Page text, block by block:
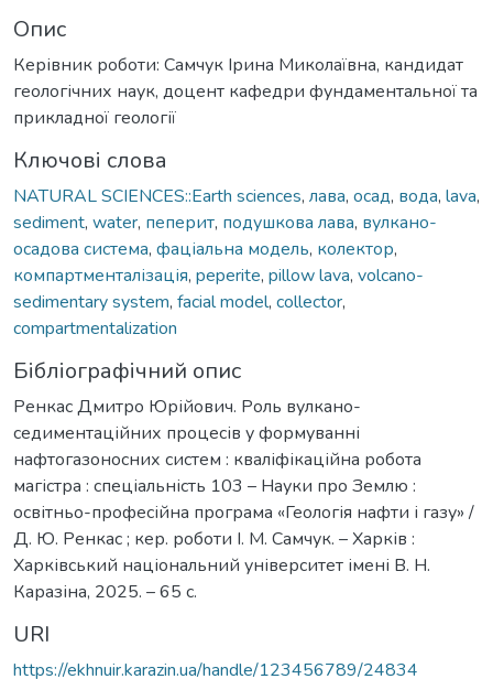
Опис
Керівник роботи: Самчук Ірина Миколаївна, кандидат
геологічних наук, доцент кафедри фундаментальної та
прикладної геології
Ключові слова
NATURAL SCIENCES::Earth sciences, лава, осад, вода, lava,
sediment, water, пеперит, подушкова лава, вулкано-
осадова система, фаціальна модель, колектор,
компартменталізація, peperite, pillow lava, volcano-
sedimentary system, facial model, collector,
compartmentalization
Бібліографічний опис
Ренкас Дмитро Юрійович. Роль вулкано-
седиментаційних процесів у формуванні
нафтогазоносних систем : кваліфікаційна робота
магістра : спеціальність 103 – Науки про Землю :
освітньо-професійна програма «Геологія нафти і газу» /
Д. Ю. Ренкас ; кер. роботи І. М. Самчук. – Харків :
Харківський національний університет імені В. Н.
Каразіна, 2025. – 65 с.
URI
https://ekhnuir.karazin.ua/handle/123456789/24834